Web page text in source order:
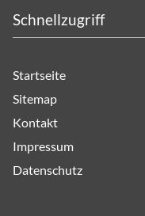
Schnellzugriff
Startseite
Sitemap
Kontakt
Impressum
Datenschutz